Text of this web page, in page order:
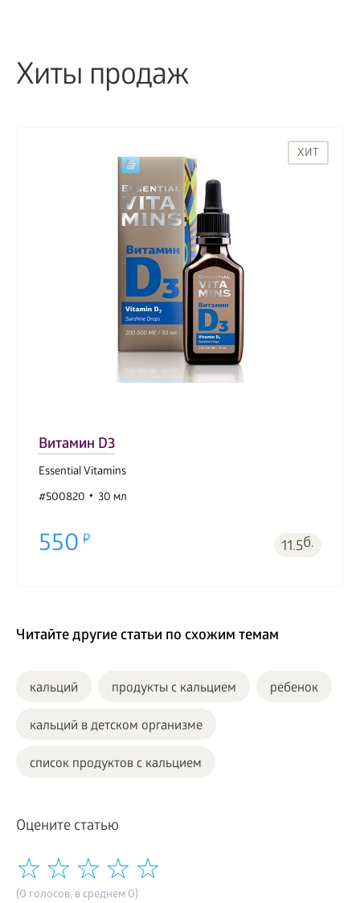
Хиты продаж
ХИТ
Витамин D3
Essential Vitamins
#500820
30 мл
550 11.5б.
Читайте другие статьи по схожим темам
кальций продукты с кальцием ребенок
кальций в детском организме
список продуктов с кальцием
Оцените статью
(0 голосов, в среднем 0)